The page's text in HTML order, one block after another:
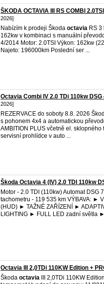
ŠKODA OCTAVIA III RS COMBI
2026]
Nabízím k prodeji Škoda octavia RS
162kw v kombinaci s manuální
4/2014 Motor: 2.0TSI Výkon: 162kw
Najeto: 196000km Poslední ser ...
Octavia Combi IV 2.0 TDi 110kw
2026]
REZERVACE do soboty 8.8. 2026
s pohonem 4x4 a automatickou
AMBITION PLUS včetně el.
servisní prohlídce v auto ...
Škoda Octavia 4 (IV) 2.0 TDI 110kw
Motor - 2.0 TDI (110kw) Automat DSG
tachometru - 119 535 km VÝBAVA: ►
(HUD) ► TAŽNÉ ZAŘÍZENÍ ►
LIGHTING ► FULL LED zadní světla
Octavia III 2,0TDi 110KW Edition +
Škoda octavia III 2,0TDi 110KW